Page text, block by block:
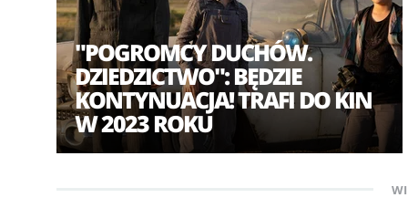
"POGROMCY DUCHÓW.
DZIEDZICTWO": BĘDZIE
KONTYNUACJA! TRAFI DO KIN
W 2023 ROKU